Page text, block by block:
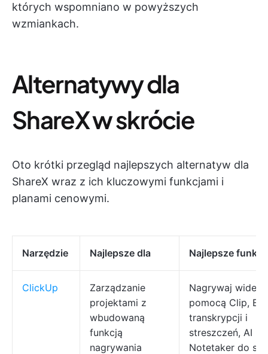
których wspomniano w powyższych
wzmiankach.
Alternatywy dla
ShareX w skrócie
Oto krótki przegląd najlepszych alternatyw dla
ShareX wraz z ich kluczowymi funkcjami i
planami cenowymi.
Narzędzie Najlepsze dla Najlepsze
ClickUp
Zarządzanie
projektami z
wbudowaną
funkcją
nagrywania
Nagrywaj wideo
pomocą Clip,
transkrypcji i
streszczeń, AI
Notetaker do